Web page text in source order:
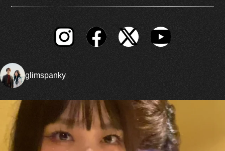
glimspanky